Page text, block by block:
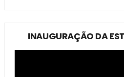
INAUGURAÇÃO DA